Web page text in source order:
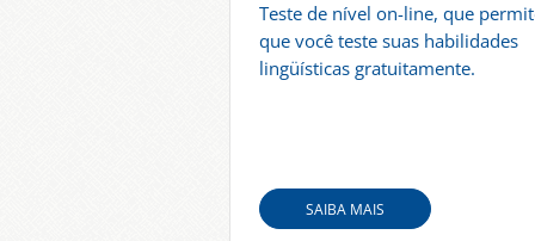
Teste de nível on-line, que
que você teste suas habilidades
lingüísticas gratuitamente.
SAIBA MAIS